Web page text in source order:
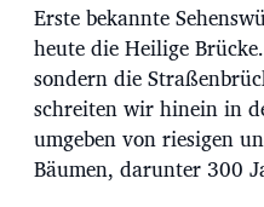
Erste bekannte
heute die Heilige
sondern die
schreiten wir hinein in
umgeben von riesigen
Bäumen, darunter 300